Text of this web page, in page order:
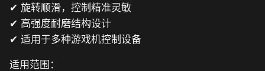
✔ 旋转顺滑，控制精准灵敏
✔ 高强度耐磨结构设计
✔ 适用于多种游戏机控制设备
适用范围：